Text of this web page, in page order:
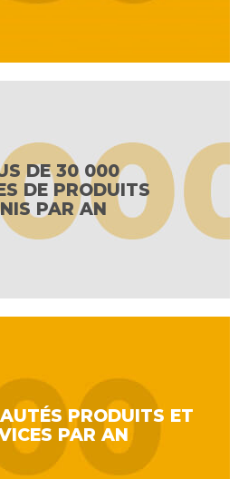
DE 30 000
DE PRODUITS
PAR AN
PRODUITS ET
PAR AN